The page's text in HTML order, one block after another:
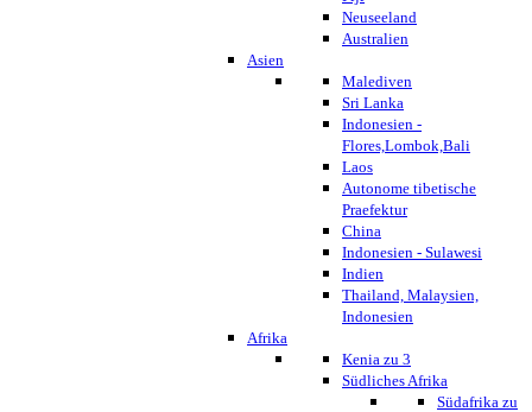
Neuseeland
Australien
Asien
Malediven
Sri Lanka
Indonesien -
Flores,Lombok,Bali
Laos
Autonome tibetische
Praefektur
China
Indonesien - Sulawesi
Indien
Thailand, Malaysien,
Indonesien
Afrika
Kenia zu 3
Südliches Afrika
Südafrika zu